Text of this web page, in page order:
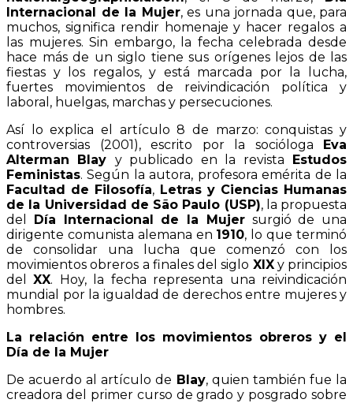
Internacional de la Mujer, es una jornada que, para
muchos, significa rendir homenaje y hacer regalos a
las mujeres. Sin embargo, la fecha celebrada desde
hace más de un siglo tiene sus orígenes lejos de las
fiestas y los regalos, y está marcada por la lucha,
fuertes movimientos de reivindicación política y
laboral, huelgas, marchas y persecuciones.
Así lo explica el artículo 8 de marzo: conquistas y
controversias (2001), escrito por la socióloga
Eva
Alterman Blay y publicado en la revista Estudos
Feministas. Según la autora, profesora emérita de la
Facultad de Filosofía, Letras y Ciencias Humanas
de la Universidad de São Paulo (USP), la propuesta
del
Día Internacional de la Mujersurgió de una
dirigente comunista alemana en 1910, lo que terminó
de consolidar una lucha que comenzó con los
movimientos obreros a finales del siglo XIXy principios
delXX.
Hoy, la fecha representa una reivindicación
mundial por la igualdad de derechos entre mujeres y
hombres.
La relación entre los movimientos obreros y el
Día de la Mujer
De acuerdo al artículo de Blay, quien también fue la
creadora del primer curso de grado y posgrado sobre